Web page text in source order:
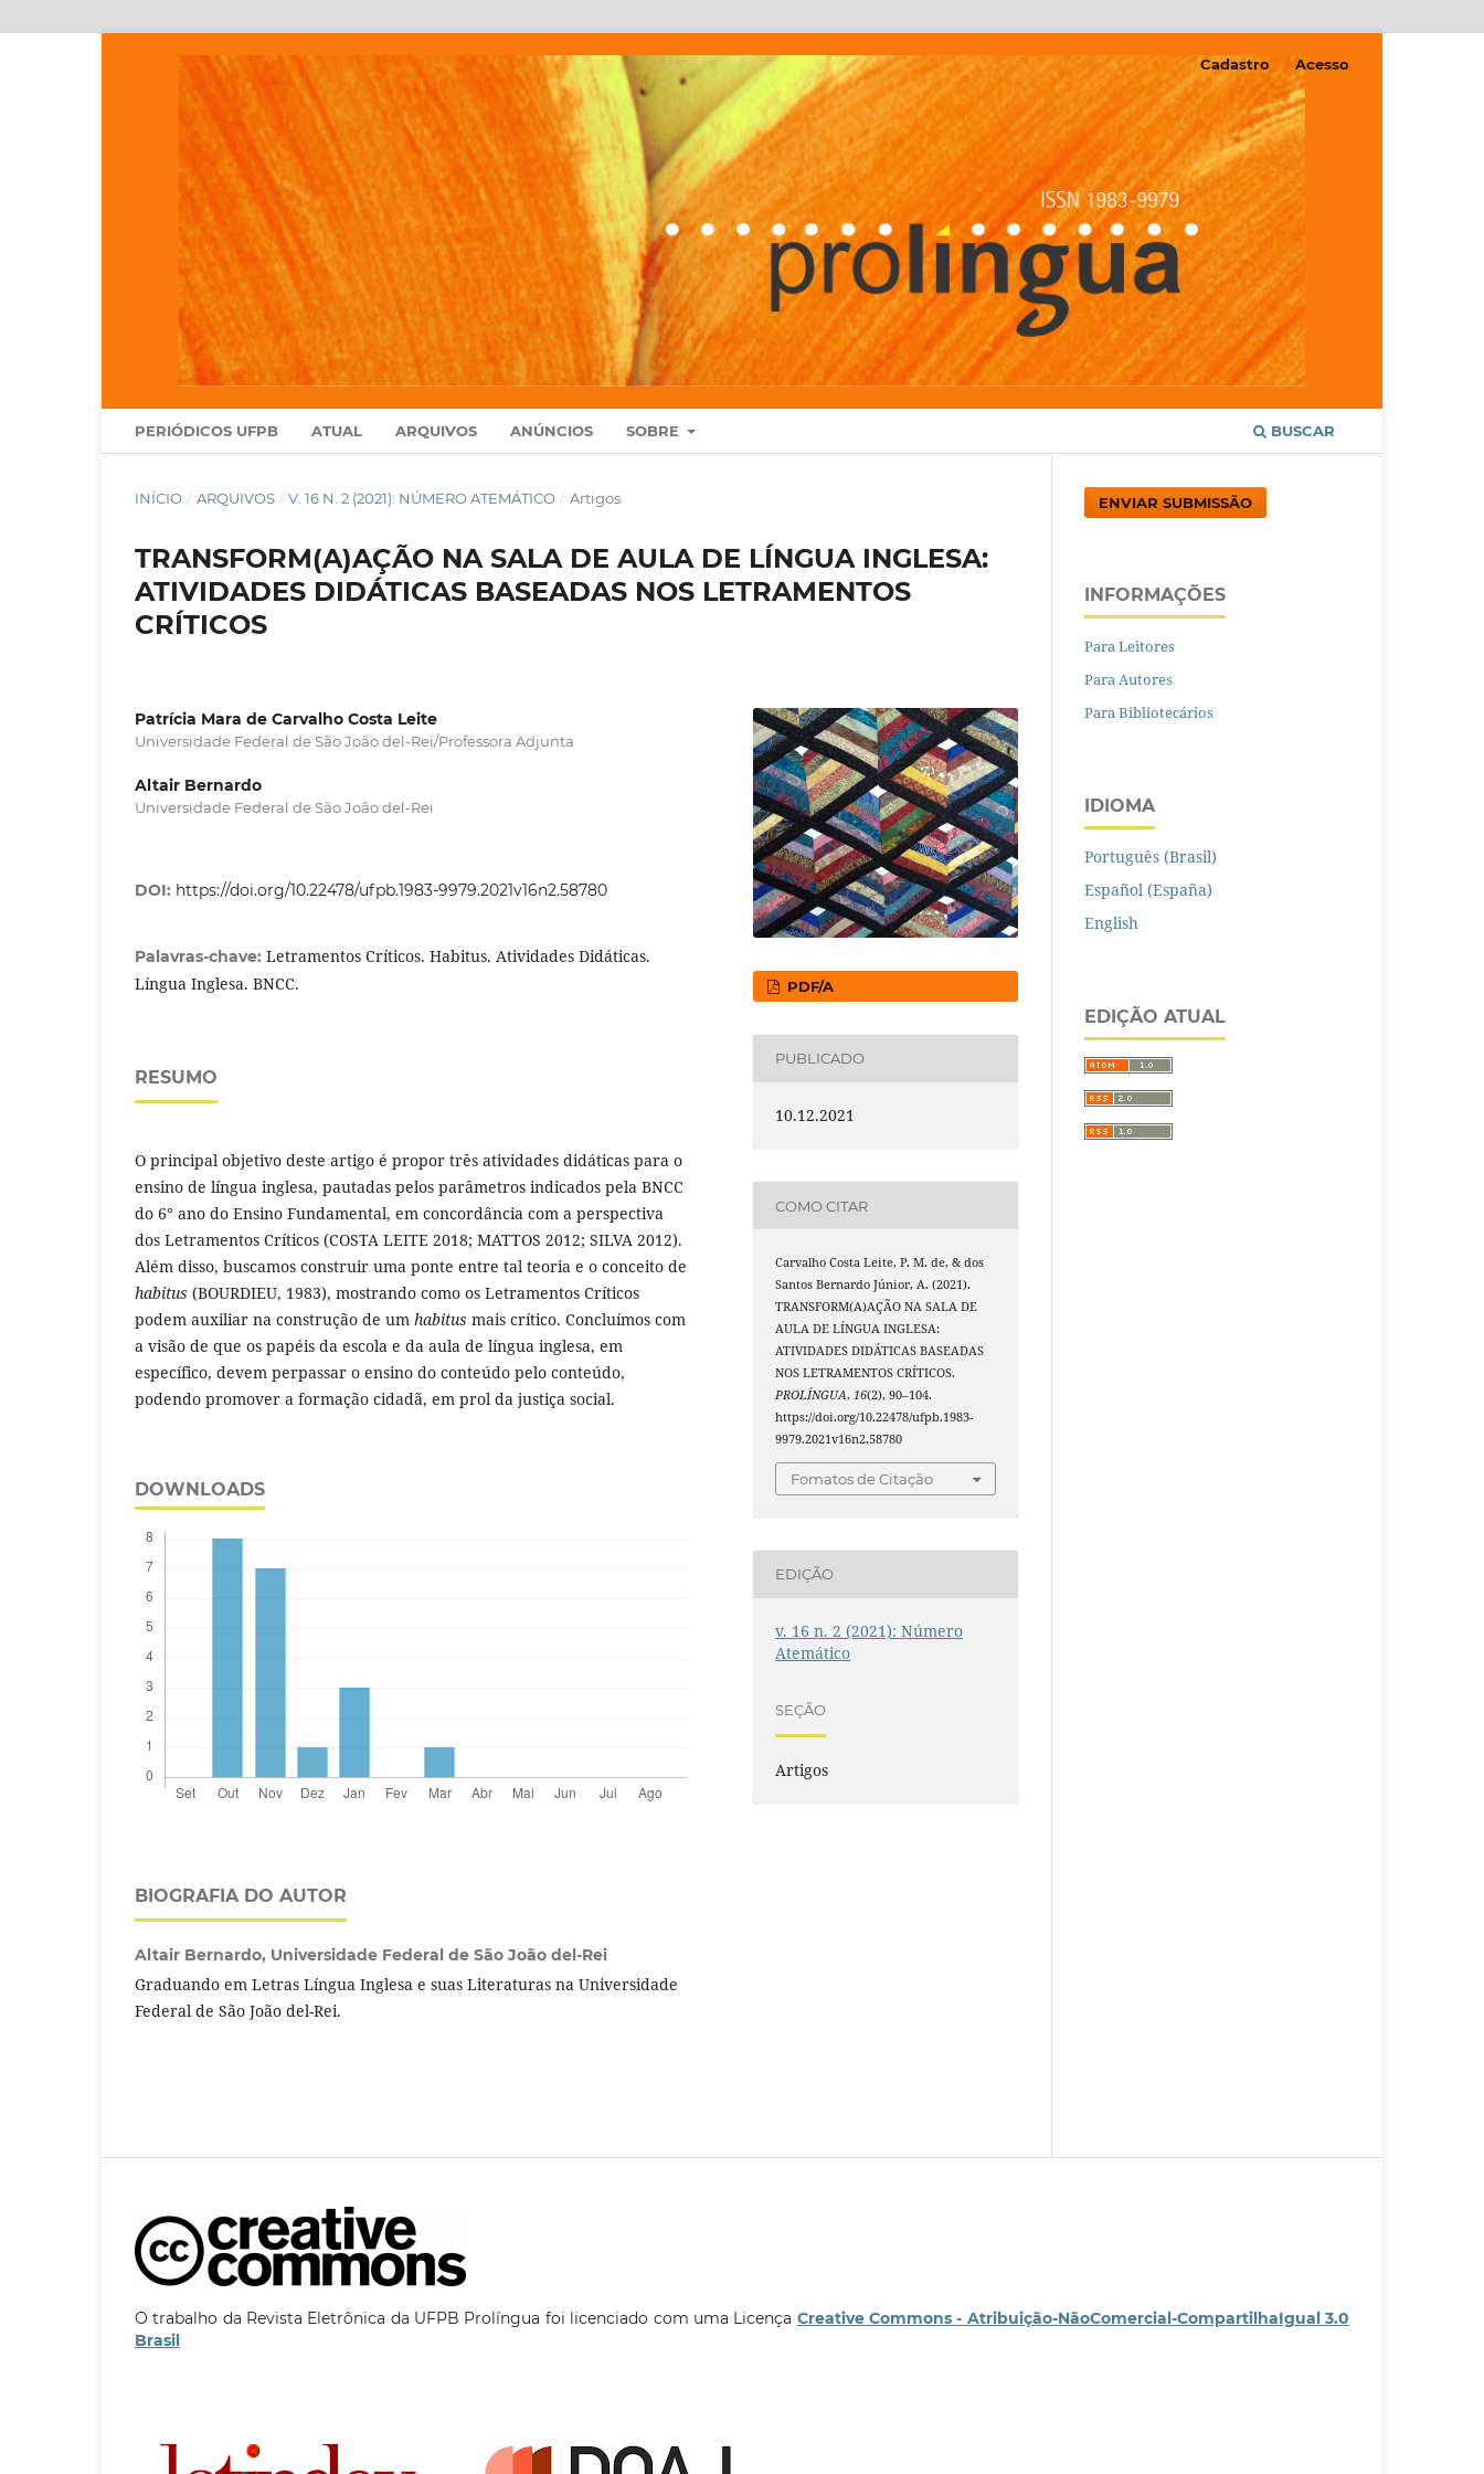
PERIÓDICOS UFPB ATUAL ARQUIVOS ANÚNCIOS SOBRE BUSCAR
Cadastro Acesso
INÍCIO / ARQUIVOS / V. 16 N. 2 (2021): NÚMERO ATEMÁTICO / Artigos
TRANSFORM(A)AÇÃO NA SALA DE AULA DE LÍNGUA INGLESA:
ATIVIDADES DIDÁTICAS BASEADAS NOS LETRAMENTOS
CRÍTICOS
Patrícia Mara de Carvalho Costa Leite
Universidade Federal de São João del-Rei/Professora Adjunta
Altair Bernardo
Universidade Federal de São João del-Rei
DOI: https://doi.org/10.22478/ufpb.1983-9979.2021v16n2.58780
Palavras-chave: Letramentos Críticos. Habitus. Atividades Didáticas.
Língua Inglesa. BNCC.
RESUMO
O principal objetivo deste artigo é propor três atividades didáticas para o
ensino de língua inglesa, pautadas pelos parâmetros indicados pela BNCC
do 6° ano do Ensino Fundamental, em concordância com a perspectiva
dos Letramentos Críticos (COSTA LEITE 2018; MATTOS 2012; SILVA 2012).
Além disso, buscamos construir uma ponte entre tal teoria e o conceito de
habitus (BOURDIEU, 1983), mostrando como os Letramentos Críticos
podem auxiliar na construção de um habitus mais crítico. Concluímos com
a visão de que os papéis da escola e da aula de língua inglesa, em
específico, devem perpassar o ensino do conteúdo pelo conteúdo,
podendo promover a formação cidadã, em prol da justiça social.
DOWNLOADS
BIOGRAFIA DO AUTOR
Altair Bernardo, Universidade Federal de São João del-Rei
Graduando em Letras Língua Inglesa e suas Literaturas na Universidade
Federal de São João del-Rei.
PDF/A
PUBLICADO
10.12.2021
COMO CITAR
Carvalho Costa Leite, P. M. de, & dos
Santos Bernardo Júnior, A. (2021).
TRANSFORM(A)AÇÃO NA SALA DE
AULA DE LÍNGUA INGLESA:
ATIVIDADES DIDÁTICAS BASEADAS
NOS LETRAMENTOS CRÍTICOS.
PROLÍNGUA,16(2), 90–104.
https://doi.org/10.22478/ufpb.1983-
9979.2021v16n2.58780
Fomatos de Citação
EDIÇÃO
v. 16 n. 2 (2021): Número
Atemático
SEÇÃO
Artigos
ENVIAR SUBMISSÃO
INFORMAÇÕES
Para Leitores
Para Autores
Para Bibliotecários
IDIOMA
Português (Brasil)
Español (España)
English
EDIÇÃO ATUAL
O trabalho da Revista Eletrônica da UFPB Prolíngua foi licenciado com uma Licença Creative Commons - Atribuição-NãoComercial-CompartilhaIgual 3.0
Brasil